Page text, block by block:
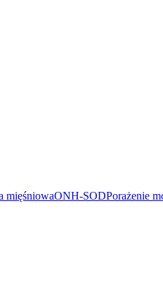
mięśniowaONH-SODPorażenie